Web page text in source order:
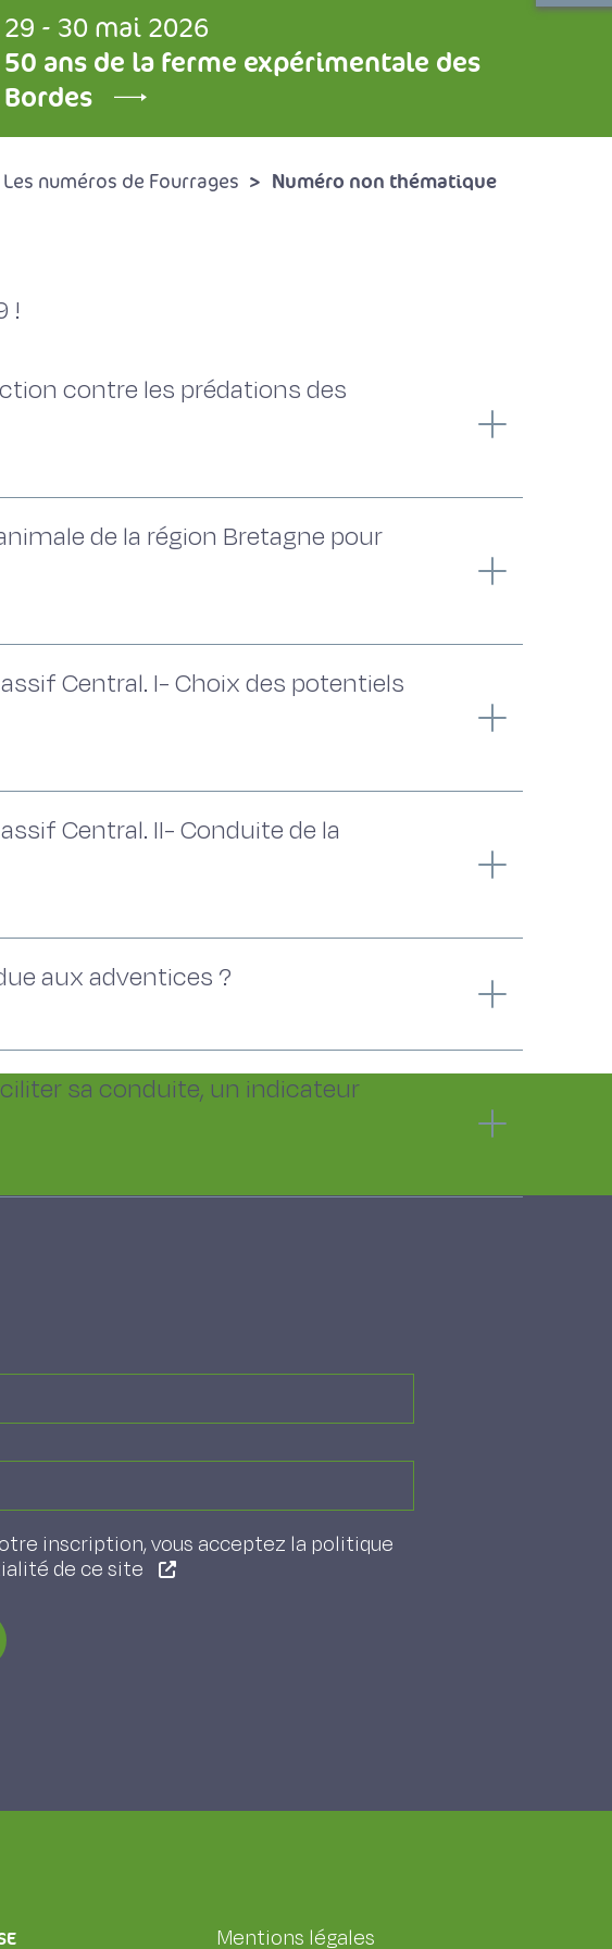
29 - 30 mai 2026
50 ans de la ferme expérimentale des
Bordes
Les numéros de Fourrages Numéro non thématique
!
contre les prédations des
de la région Bretagne pour
Central. I- Choix des potentiels
Central. II- Conduite de la
aux adventices ?
sa conduite, un indicateur
inscription, vous acceptez la politique
de ce site
Mentions légales